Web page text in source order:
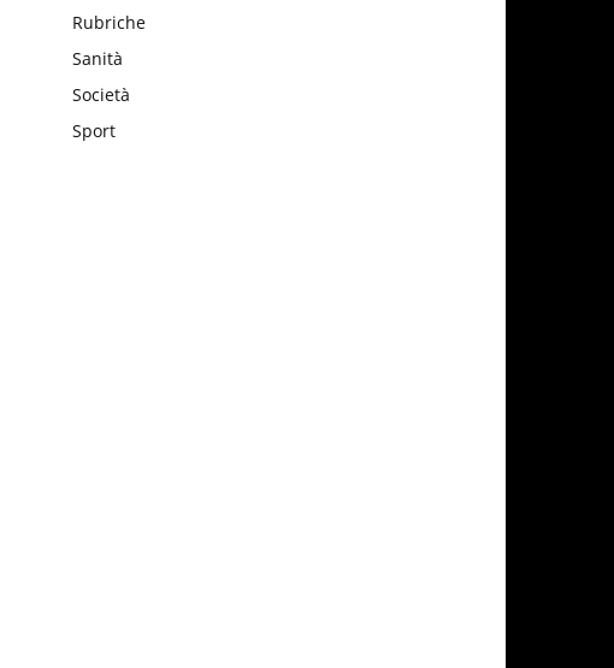
Rubriche
Sanità
Società
Sport